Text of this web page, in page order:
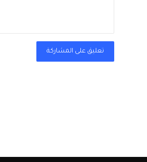
تعليق على المشاركة